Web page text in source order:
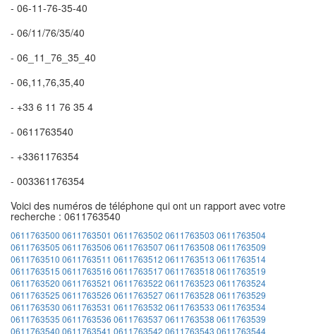
- 06-11-76-35-40
- 06/11/76/35/40
- 06_11_76_35_40
- 06,11,76,35,40
- +33 6 11 76 35 4
- 0611763540
- +3361176354
- 003361176354
Voici des numéros de téléphone qui ont un rapport avec votre
recherche : 0611763540
0611763500 0611763501 0611763502 0611763503 0611763504
0611763505 0611763506 06117635070611763508 0611763509
0611763510 0611763511 0611763512 0611763513 0611763514
0611763515 0611763516 06117635170611763518 0611763519
0611763520 0611763521 0611763522 0611763523 0611763524
0611763525 0611763526 06117635270611763528 0611763529
0611763530 0611763531 0611763532 0611763533 0611763534
0611763535 0611763536 06117635370611763538 0611763539
0611763540 0611763541 0611763542 0611763543 0611763544